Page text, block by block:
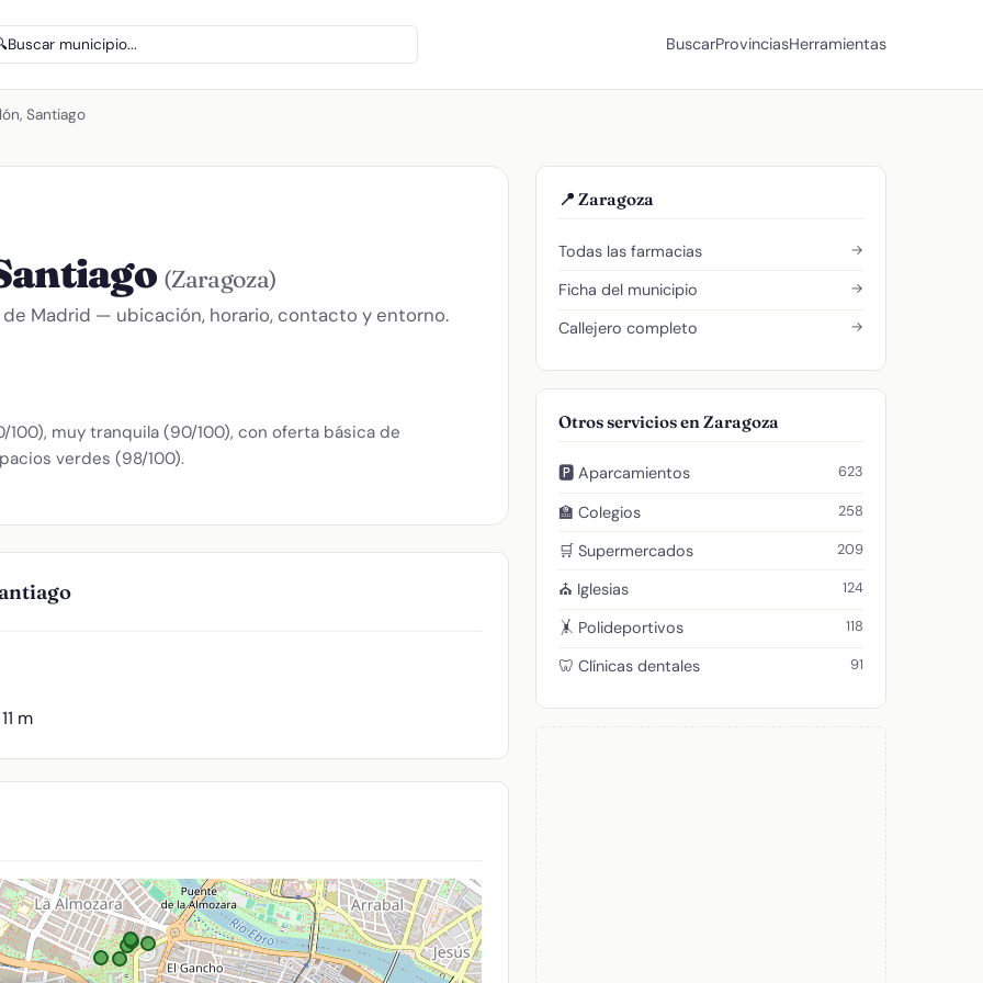
Buscar municipio... BuscarProvinciasHerramientas
Santiago
(Zaragoza)
de Madrid — ubicación, horario, contacto y entorno.
muy tranquila (90/100), con oferta básica de
verdes (98/100).
m
📍 Zaragoza
Todas las farmacias →
Ficha del municipio →
Callejero completo →
Otros servicios en Zaragoza
🅿️ Aparcamientos 623
🏫 Colegios 258
🛒 Supermercados 209
⛪ Iglesias 124
🤸 Polideportivos 118
🦷 Clínicas dentales 91